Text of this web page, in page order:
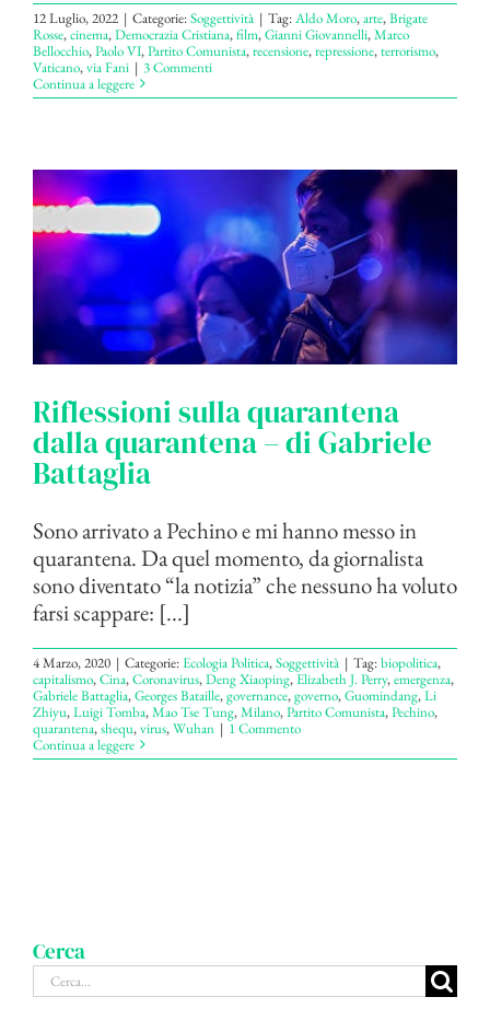
12 Luglio, 2022 | Categorie:Soggettività | Tag:Aldo Moro,arte,Brigate
Rosse,cinema,Democrazia Cristiana,film,Gianni Giovannelli,Marco
Bellocchio,Paolo VI,Partito Comunista,recensione,repressione,terrorismo,
Vaticano,via Fani | 3 Commenti
Continua a leggere
Riflessioni sulla quarantena
dalla quarantena – di Gabriele
Battaglia
Sono arrivato a Pechino e mi hanno messo in
quarantena. Da quel momento, da giornalista
sono diventato “la notizia” che nessuno ha voluto
farsi scappare: [...]
4 Marzo, 2020 | Categorie:Ecologia Politica,Soggettività | Tag:biopolitica,
capitalismo,Cina,Coronavirus,Deng Xiaoping,Elizabeth J. Perry,emergenza,
Gabriele Battaglia,Georges Bataille,governance,governo,Guomindang,Li
Zhiyu,Luigi Tomba,Mao Tse Tung,Milano,Partito Comunista,Pechino,
quarantena,shequ,virus,Wuhan | 1 Commento
Continua a leggere
Cerca
Cerca
per: